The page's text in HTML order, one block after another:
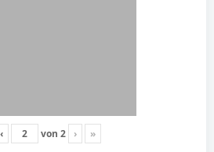
‹ von 2 › »